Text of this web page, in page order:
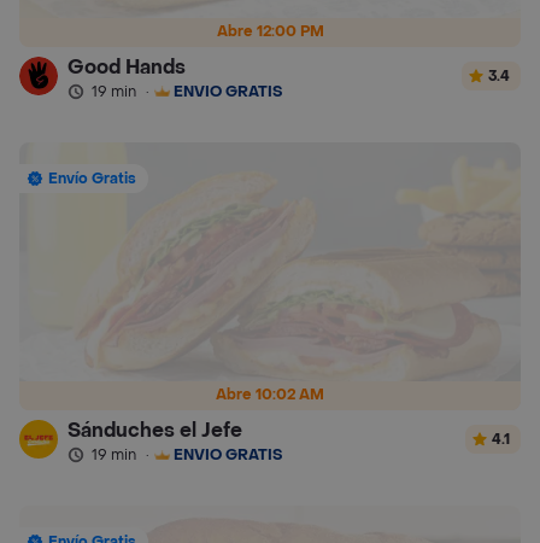
Abre 12:00 PM
Good Hands
19 min · ENVÍO GRATIS
3.4
Abre 10:02 AM
Envío Gratis
Sánduches el Jefe
19 min · ENVÍO GRATIS
4.1